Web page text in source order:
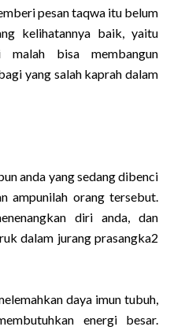
pesan taqwa itu belum
kelihatannya baik, yaitu
bisa membangun
yang salah kaprah dalam
anda yang sedang dibenci
ampunilah orang tersebut.
diri anda, dan
dalam jurang prasangka2
daya imun tubuh,
energi besar.